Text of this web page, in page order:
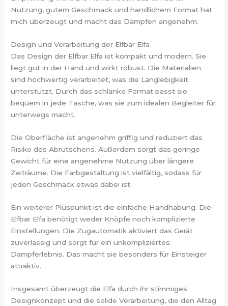
Nutzung, gutem Geschmack und handlichem Format hat
mich überzeugt und macht das Dampfen angenehm.
Design und Verarbeitung der Elfbar Elfa
Das Design der Elfbar Elfa ist kompakt und modern. Sie
liegt gut in der Hand und wirkt robust. Die Materialien
sind hochwertig verarbeitet, was die Langlebigkeit
unterstützt. Durch das schlanke Format passt sie
bequem in jede Tasche, was sie zum idealen Begleiter für
unterwegs macht.
Die Oberfläche ist angenehm griffig und reduziert das
Risiko des Abrutschens. Außerdem sorgt das geringe
Gewicht für eine angenehme Nutzung über längere
Zeiträume. Die Farbgestaltung ist vielfältig, sodass für
jeden Geschmack etwas dabei ist.
Ein weiterer Pluspunkt ist die einfache Handhabung. Die
Elfbar Elfa benötigt weder Knöpfe noch komplizierte
Einstellungen. Die Zugautomatik aktiviert das Gerät
zuverlässig und sorgt für ein unkompliziertes
Dampferlebnis. Das macht sie besonders für Einsteiger
attraktiv.
Insgesamt überzeugt die Elfa durch ihr stimmiges
Designkonzept und die solide Verarbeitung, die den Alltag